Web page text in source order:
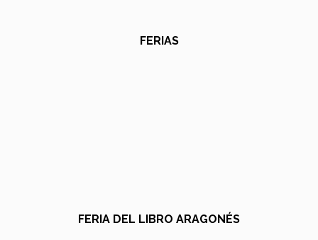
FERIAS
FERIA DEL LIBRO ARAGONÉS